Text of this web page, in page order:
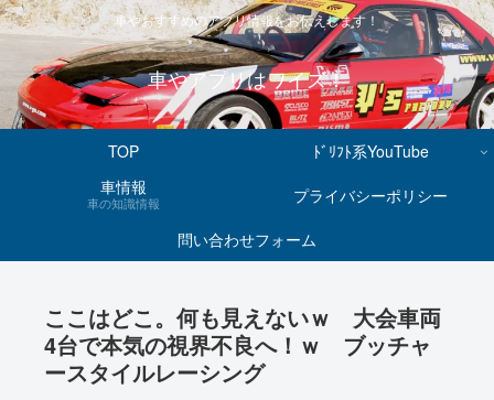
車やおすすめのアプリ情報をお伝えします！
車やアプリはワイズ！
TOP
ﾄﾞﾘﾌﾄ系YouTube
車情報
車の知識情報
プライバシーポリシー
問い合わせフォーム
ここはどこ。何も見えないｗ 大会車両
4台で本気の視界不良へ！ｗ ブッチャ
ースタイルレーシング